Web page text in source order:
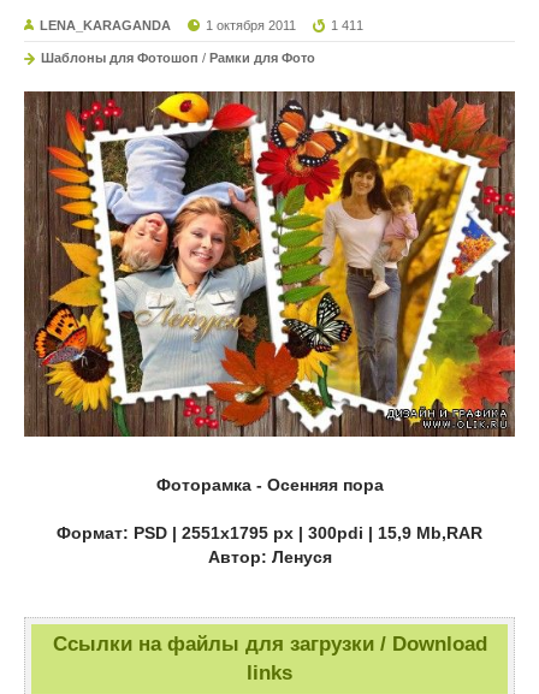
LENA_KARAGANDA 1 октября 2011 1 411
Шаблоны для Фотошоп / Рамки для Фото
Фоторамка - Осенняя пора
Формат: PSD | 2551x1795 px | 300pdi | 15,9 Mb,RAR
Автор: Ленуся
Ссылки на файлы для загрузки / Download
links